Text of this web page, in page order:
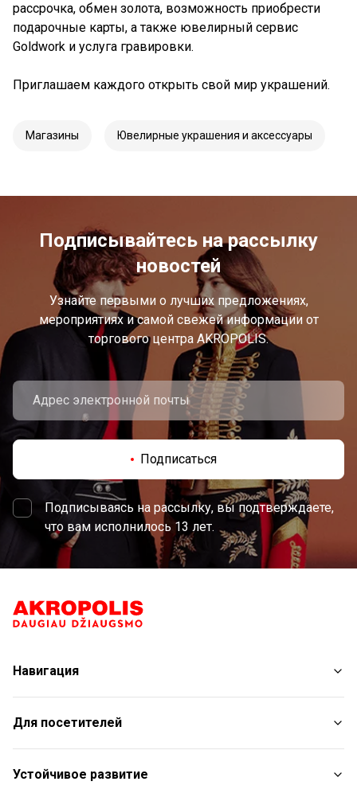
рассрочка, обмен золота, возможность приобрести
подарочные карты, а также ювелирный сервис
Goldwork и услуга гравировки.
Приглашаем каждого открыть свой мир украшений.
Магазины Ювелирные украшения и аксессуары
Подписывайтесь на рассылку
новостей
Узнайте первыми о лучших предложениях,
мероприятиях и самой свежей информации от
торгового центра AKROPOLIS.
Подписаться
Подписываясь на рассылку, вы подтверждаете,
что вам исполнилось 13 лет.
Навигация
Магазины
Услуги
Рестораны и кафе
Для посетителей
План торгового центра
Удобства
Устойчивое развитие